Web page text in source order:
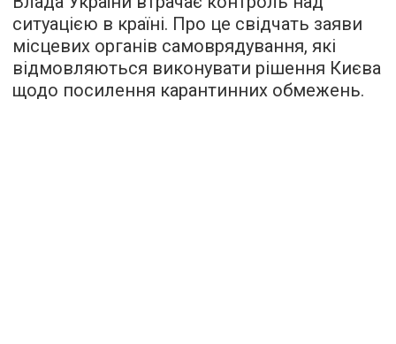
ситуацією в країні. Про це свідчать заяви
місцевих органів самоврядування, які
відмовляються виконувати рішення Києва
щодо посилення карантинних обмежень.